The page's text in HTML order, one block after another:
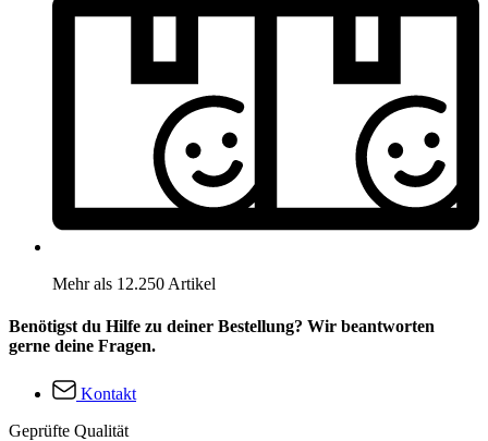
Mehr als 12.250 Artikel
Benötigst du Hilfe zu deiner Bestellung? Wir beantworten
gerne deine Fragen.
Kontakt
Geprüfte Qualität